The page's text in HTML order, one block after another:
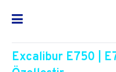
Excalibur E750 |